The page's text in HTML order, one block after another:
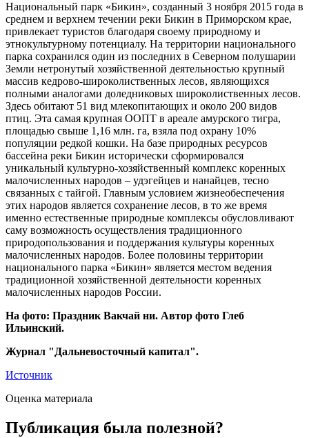
Национальный парк «Бикин», созданный 3 ноября 2015 года в
среднем и верхнем течении реки Бикин в Приморском крае,
привлекает туристов благодаря своему природному и
этнокультурному потенциалу. На территории национального
парка сохранился один из последних в Северном полушарии
Земли нетронутый хозяйственной деятельностью крупный
массив кедрово-широколиственных лесов, являющихся
полными аналогами доледниковых широколиственных лесов.
Здесь обитают 51 вид млекопитающих и около 200 видов
птиц. Эта самая крупная ООПТ в ареале амурского тигра,
площадью свыше 1,16 млн. га, взяла под охрану 10%
популяции редкой кошки. На базе природных ресурсов
бассейна реки Бикин исторически сформировался
уникальный культурно-хозяйственный комплекс коренных
малочисленных народов – удэгейцев и нанайцев, тесно
связанных с тайгой. Главным условием жизнеобеспечения
этих народов является сохранение лесов, в то же время
именно естественные природные комплексы обусловливают
саму возможность осуществления традиционного
природопользования и поддержания культуры коренных
малочисленных народов. Более половины территории
национального парка «Бикин» является местом ведения
традиционной хозяйственной деятельности коренных
малочисленных народов России.
На фото: Праздник Вакчай ни. Автор фото Глеб
Ильинский.
Журнал "Дальневосточный капитал".
Источник
Оценка материала
Публикация была полезной?